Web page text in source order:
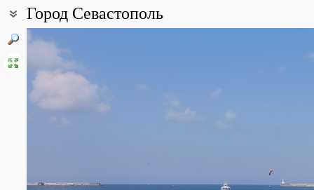
Город Севастополь
Coordinates:
44° 36′ 04.64″ N, 33° 31′ 59.68″ E (view at maps of
Point description:
Заброшенные газоны, пустыри, пляжи, обочины дорог.
Photos of plants & lichens